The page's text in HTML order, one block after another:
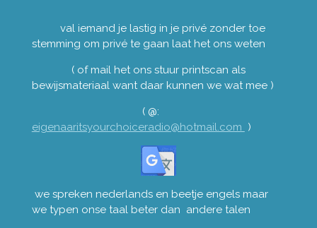
val iemand je lastig in je privé zonder toe
stemming om privé te gaan laat het ons weten
( of mail het ons stuur printscan als
bewijsmateriaal want daar kunnen we wat mee )
( @:
eigenaaritsyourchoiceradio@hotmail.com )
we spreken nederlands en beetje engels maar
we typen onse taal beter dan andere talen